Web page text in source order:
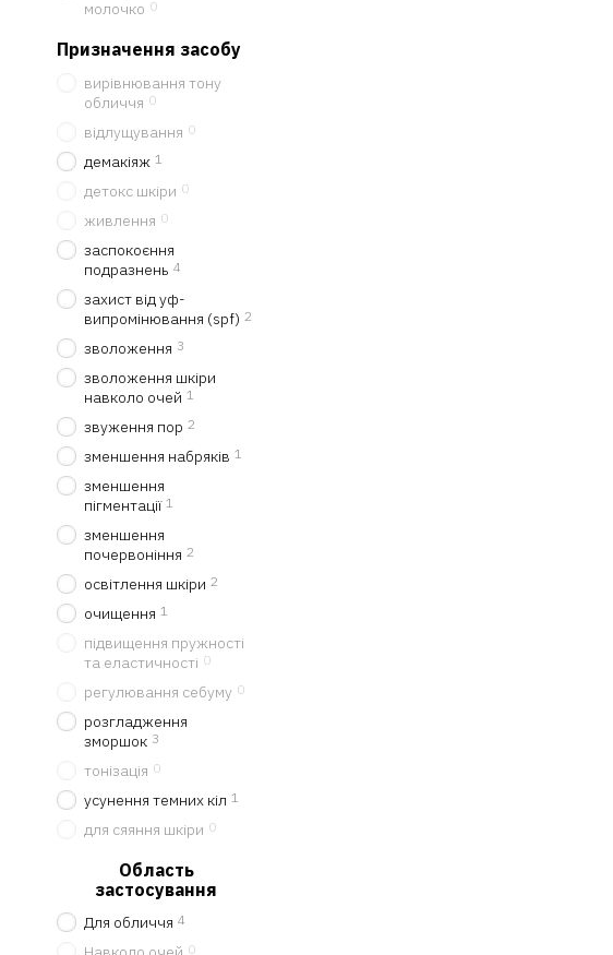
молочко 0
Призначення засобу
вирівнювання тону
обличчя 0
відлущування 0
демакіяж 1
детокс шкіри 0
живлення 0
заспокоєння
подразнень 4
захист від уф-
випромінювання (spf) 2
зволоження 3
зволоження шкіри
навколо очей 1
звуження пор 2
зменшення набряків 1
зменшення
пігментації 1
зменшення
почервоніння 2
освітлення шкіри 2
очищення 1
підвищення пружності
та еластичності 0
регулювання себуму 0
розгладження
зморшок 3
тонізація 0
усунення темних кіл 1
для сяяння шкіри 0
Область
застосування
Для обличчя 4
0